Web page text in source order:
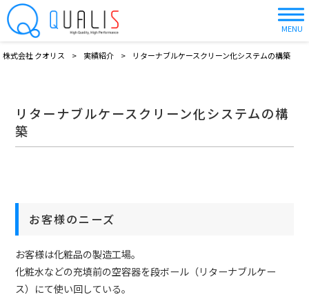
MENU
株式会社 クオリス > 実績紹介 > リターナブルケースクリーン化システムの構築
リターナブルケースクリーン化システムの構
築
お客様のニーズ
お客様は化粧品の製造工場。
化粧水などの充填前の空容器を段ボール（リターナブルケー
ス）にて使い回している。